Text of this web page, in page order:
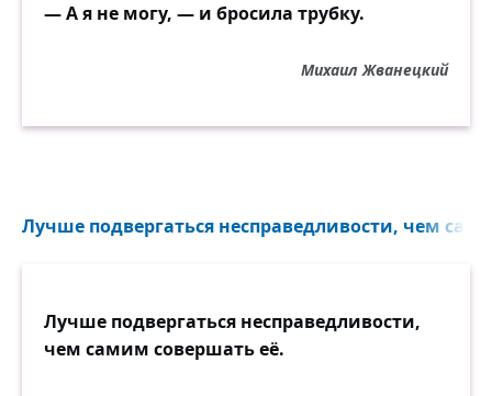
— А я не могу, — и бросила трубку.
Михаил Жванецкий
Лучше подвергаться несправедливости, чем
Лучше подвергаться несправедливости,
чем самим совершать её.